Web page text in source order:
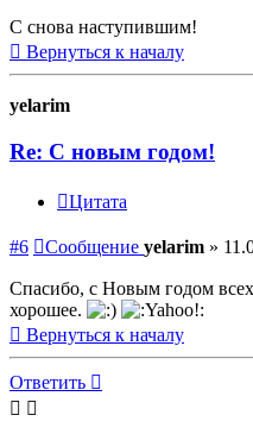
С снова наступившим!
Вернуться к началу
yelarim
Re: С новым годом!
Цитата
#6 Сообщение yelarim »
Спасибо, с Новым годом
хорошее.
Вернуться к началу
Ответить